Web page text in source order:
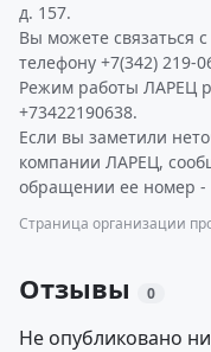
д. 157.
Вы можете связаться
телефону +7(342) 219-
Режим работы ЛАРЕЦ
+73422190638.
Если вы заметили
компании ЛАРЕЦ,
обращении ее номер -
Страница организации
Отзывы 0
Не опубликовано